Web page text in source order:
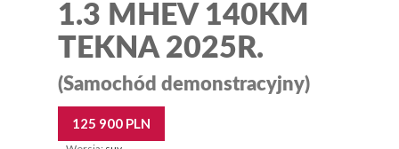
1.3 MHEV 140KM
TEKNA 2025R.
(Samochód demonstracyjny)
125 900 PLN